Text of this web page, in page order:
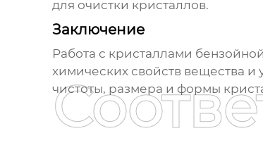
для очистки кристаллов.
Заключение
Работа с кристаллами
химических свойств вещества
чистоты, размера и формы